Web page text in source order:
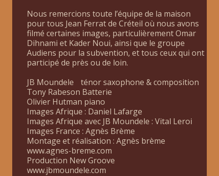
Nous remercions toute l’équipe de la maison
pour tous Jean Ferrat de Créteil où nous avons
filmé certaines images, particulièrement Omar
Dihnami et Kader Noui, ainsi que le groupe
Audiens pour la subvention, et tous ceux qui ont
participé de près ou de loin.
JB Moundele ténor saxophone & composition
Tony Rabeson Batterie
Olivier Hutman piano
Images Afrique : Daniel Lafarge
Images Afrique avec JB Moundele : Vital Leroi
Images France : Agnès Brème
Montage et réalisation : Agnès brème
www.agnes-breme.com
Production New Groove
www.jbmoundele.com